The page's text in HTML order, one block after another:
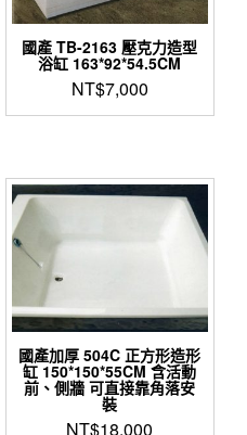
國產 TB-2163 壓克力造型
浴缸 163*92*54.5CM
NT$7,000
國產加厚 504C 正方形造形
缸 150*150*55CM 含活動
前、側牆 可直接靠角落安
裝
NT$18,000